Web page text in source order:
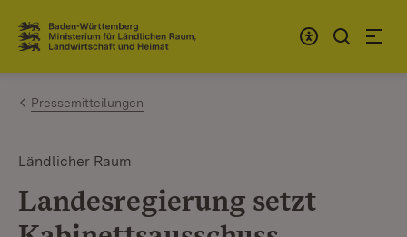
Zum Inhalt springen
Link zur Startseite
Pressemitteilungen
Ländlicher Raum
Landesregierung setzt